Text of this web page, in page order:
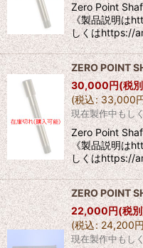
Zero Point
《製品説明は
しくはhttps://
ZERO POINT
30,000円(税
(税込: 33,000
現在製作中もし
Zero Point
《製品説明は
しくはhttps://
ZERO POINT
22,000円(税
(税込: 24,200
現在製作中もし